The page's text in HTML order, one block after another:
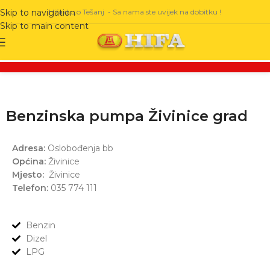
Skip to navigation
Skip to main content
Hifa d.o.o Tešanj - Sa nama ste uvijek na dobitku !
Benzinska pumpa Živinice grad
Adresa: Oslobođenja bb
Općina: Živinice
Mjesto: Živinice
Telefon: 035 774 111
Benzin
Dizel
LPG